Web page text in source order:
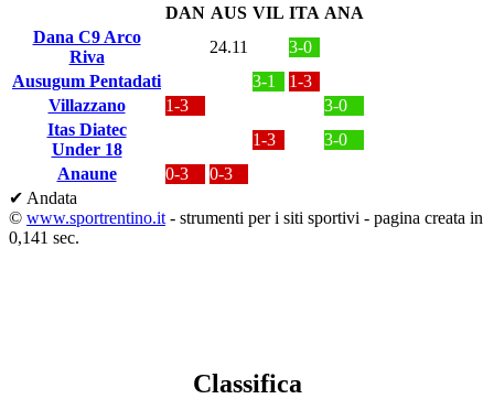
DAN AUS VIL ITA ANA
Dana C9 Arco
Riva
24.11
3-0
Ausugum Pentadati
3-1
1-3
Villazzano
1-3
3-0
Itas Diatec
Under 18
1-3
3-0
Anaune
0-3
0-3
✔ Andata
© www.sportrentino.it - strumenti per i siti sportivi - pagina creata in
0,141 sec.
Classifica